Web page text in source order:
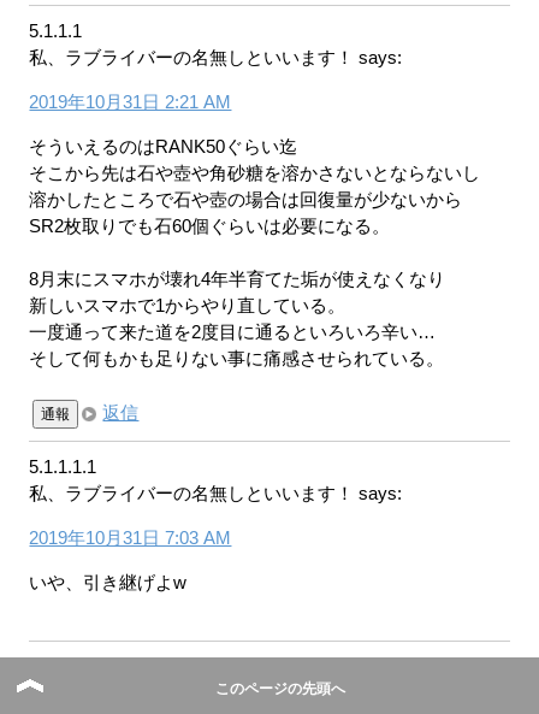
5.1.1.1
私、ラブライバーの名無しといいます！
says:
2019年10月31日 2:21 AM
そういえるのはRANK50ぐらい迄
そこから先は石や壺や角砂糖を溶かさないとならないし
溶かしたところで石や壺の場合は回復量が少ないから
SR2枚取りでも石60個ぐらいは必要になる。
8月末にスマホが壊れ4年半育てた垢が使えなくなり
新しいスマホで1からやり直している。
一度通って来た道を2度目に通るといろいろ辛い…
そして何もかも足りない事に痛感させられている。
通報 返信
5.1.1.1.1
私、ラブライバーの名無しといいます！
says:
2019年10月31日 7:03 AM
いや、引き継げよw
このページの先頭へ